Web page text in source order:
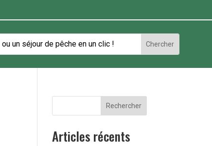
Rechercher
Articles récents